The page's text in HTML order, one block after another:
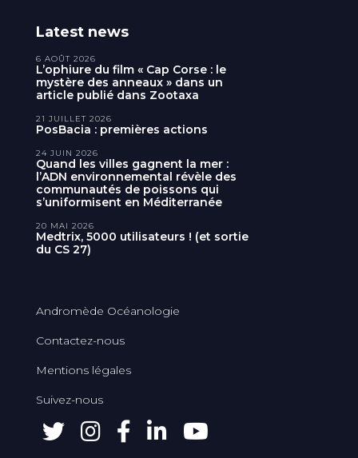
Latest news
L’ophiure du film « Cap Corse : le
mystère des anneaux » dans un
article publié dans Zootaxa
6 AOÛT 2026
PosBacia : premières actions
21 JUILLET 2026
Quand les villes gagnent la mer :
l’ADN environnemental révèle des
communautés de poissons qui
s’uniformisent en Méditerranée
24 JUIN 2026
Medtrix, 5000 utilisateurs ! (et sortie
du CS 27)
20 MAI 2026
Andromède Océanologie
Contactez-nous
Mentions légales
Suivez-nous